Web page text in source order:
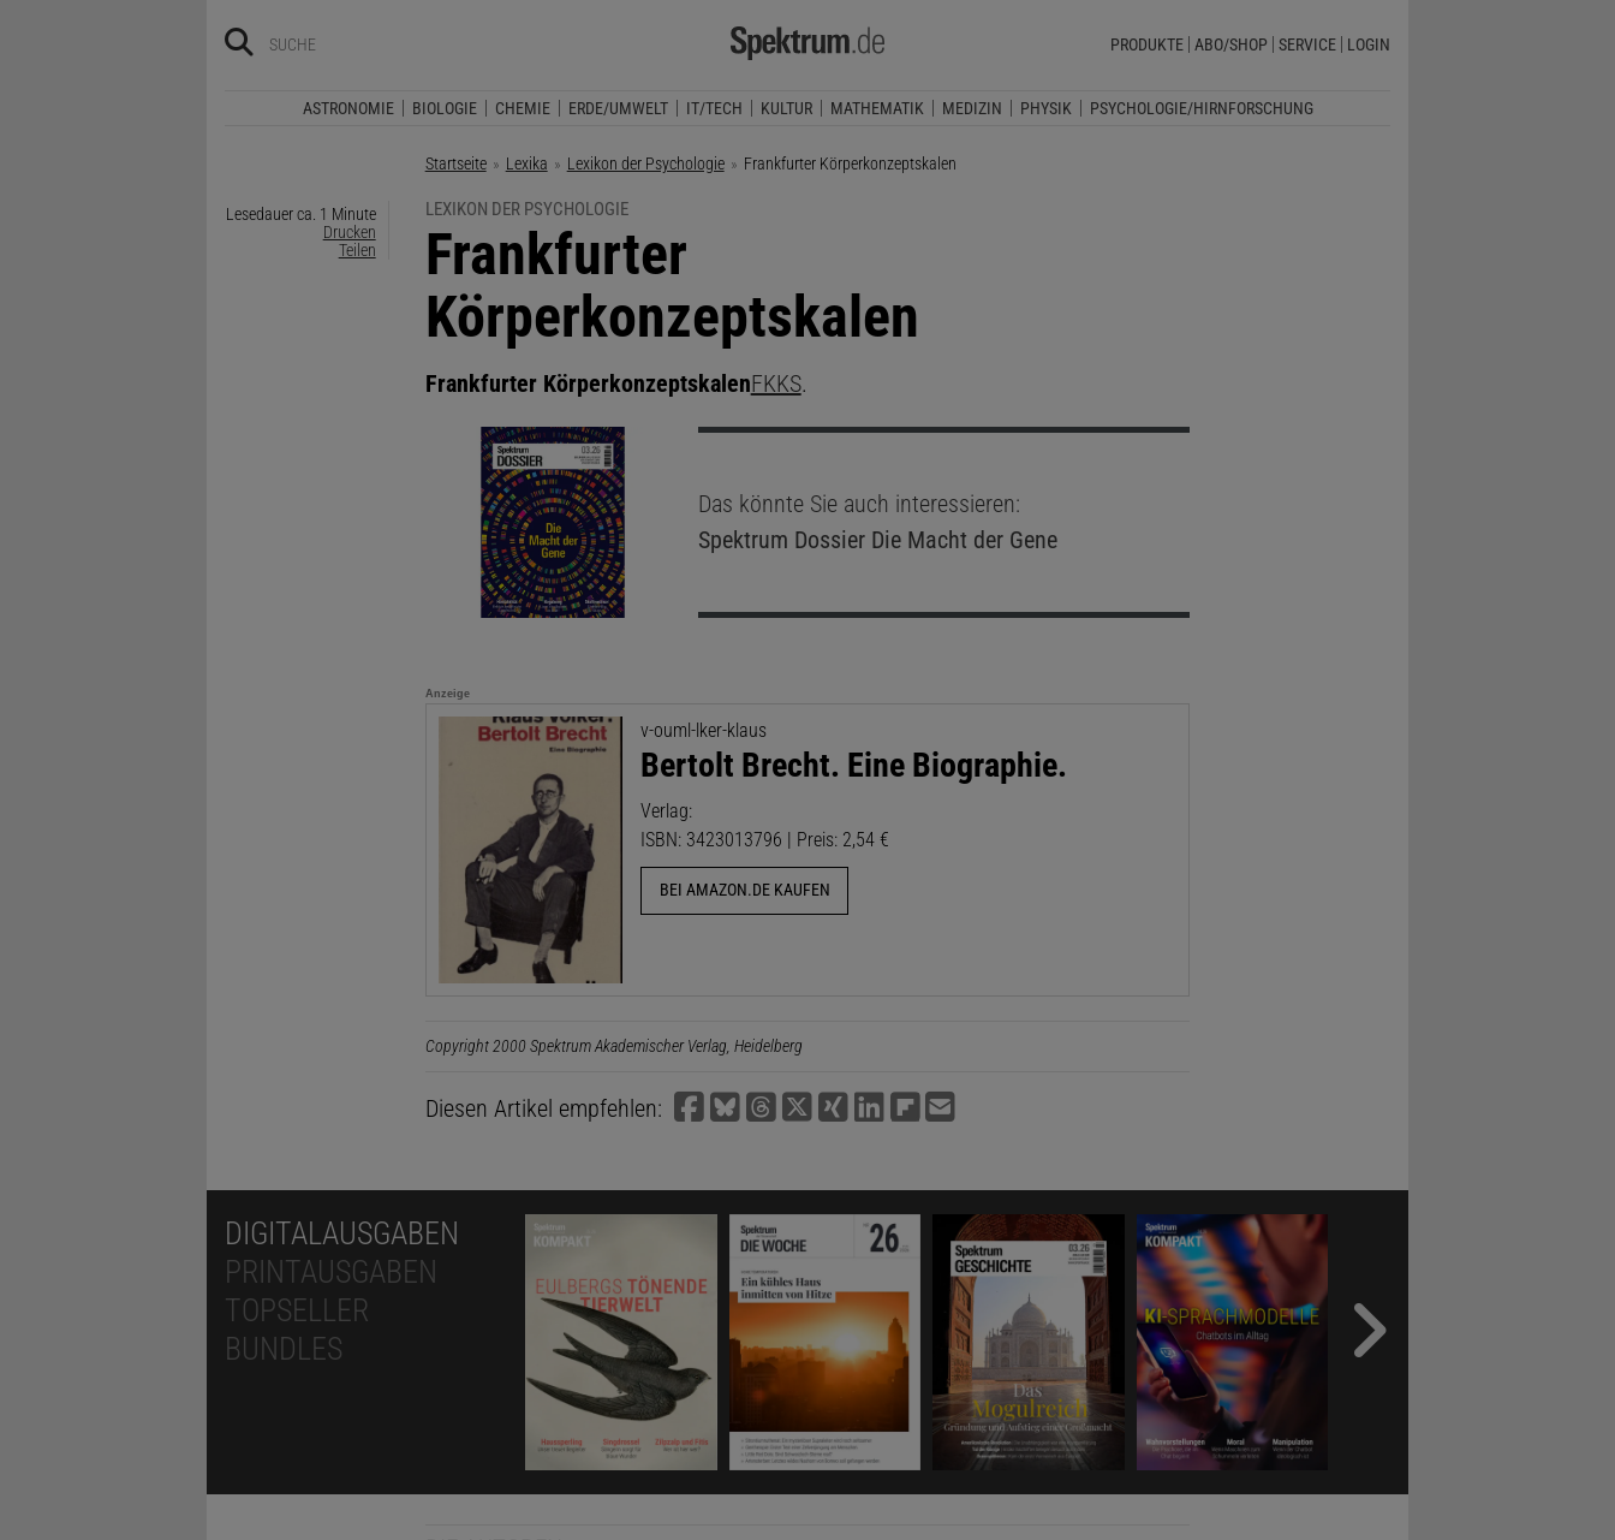
PRODUKTE ABO/SHOP SERVICE LOGIN
ASTRONOMIE BIOLOGIE CHEMIE ERDE/UMWELT IT/TECH KULTUR MATHEMATIK MEDIZIN PHYSIK PSYCHOLOGIE/HIRNFORSCHUNG
Startseite Lexika Lexikon der Psychologie Aktuelle Seite:
Frankfurter Körperkonzeptskalen
Lesedauer ca. 1 Minute
Drucken
Teilen
LEXIKON DER PSYCHOLOGIE
:
Frankfurter
Körperkonzeptskalen
Frankfurter KörperkonzeptskalenFKKS.
Das könnte Sie auch interessieren:
Spektrum DossierDie Macht der Gene
Anzeige
v-ouml-lker-klaus
Bertolt Brecht. Eine Biographie.
Verlag:
ISBN: 3423013796 | Preis: 2,54 €
BEI AMAZON.DE KAUFEN
Copyright 2000 Spektrum Akademischer Verlag, Heidelberg
Diesen Artikel empfehlen:
DIGITALAUSGABEN
PRINTAUSGABEN
TOPSELLER
BUNDLES